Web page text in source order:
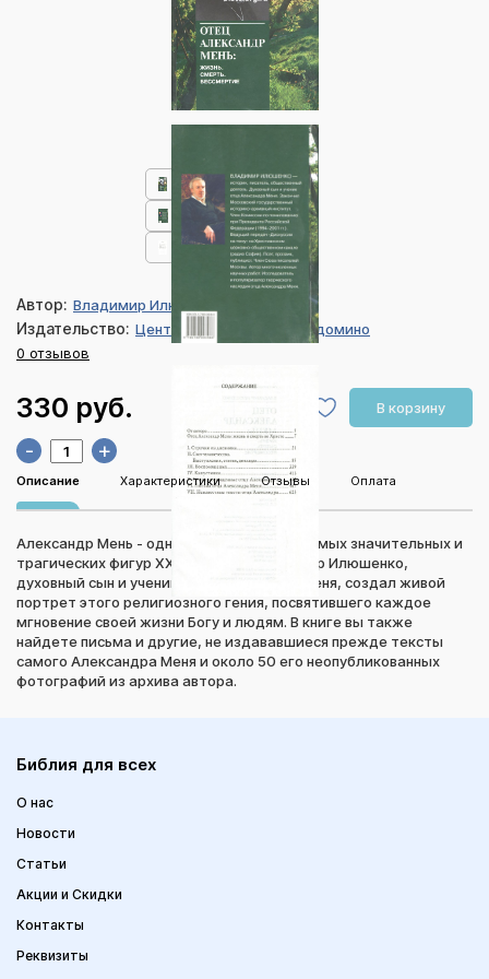
Автор: Владимир Илюшенко
Издательство: Центр книги ВГБИЛ им. Рудомино
0 отзывов
330 руб. В корзину
- +
Описание Характеристики Отзывы Оплата
Александр Мень - одна из самых ярких, самых значительных и
трагических фигур ХХ столетия. Владимир Илюшенко,
духовный сын и ученик отца Александа Меня, создал живой
портрет этого религиозного гения, посвятившего каждое
мгновение своей жизни Богу и людям. В книге вы также
найдете письма и другие, не издававшиеся прежде тексты
самого Александра Меня и около 50 его неопубликованных
фотографий из архива автора.
Библия для всех
О нас
Новости
Статьи
Акции и Скидки
Контакты
Реквизиты